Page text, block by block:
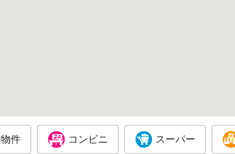
物件 コンビニ スーパー